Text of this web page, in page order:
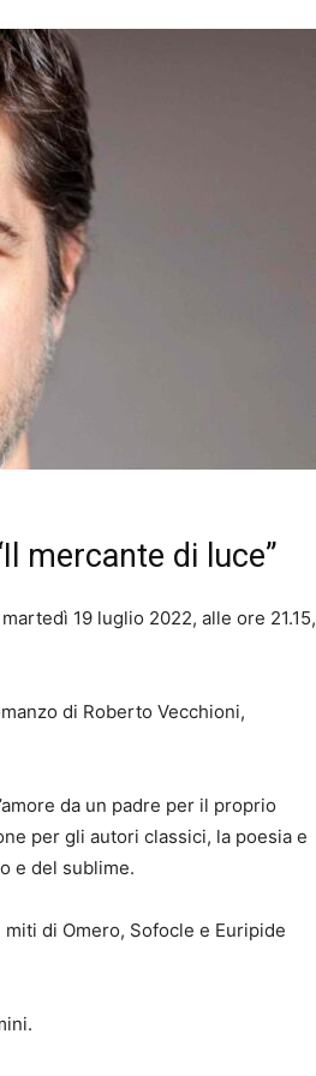
mercante di luce”
19 luglio 2022, alle ore 21.15,
di Roberto Vecchioni,
da un padre per il proprio
per gli autori classici, la poesia e
e del sublime.
di Omero, Sofocle e Euripide